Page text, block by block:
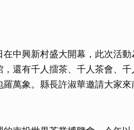
在中興新村盛大開幕，此次活
還有千人擂茶、千人茶會、
萬象。縣長許淑華邀請大家